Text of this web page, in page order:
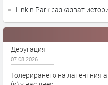
Linkin Park разказват
Деругация
07.08.2026
Толерирането на латентния